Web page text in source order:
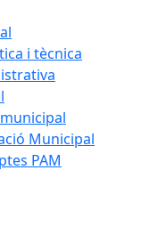
i tècnica
Municipal
PAM